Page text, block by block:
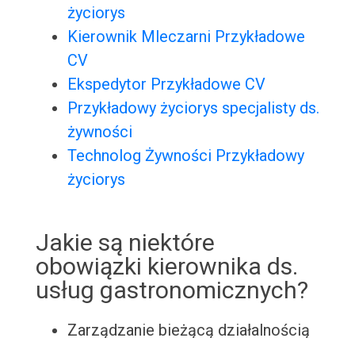
życiorys
Kierownik Mleczarni Przykładowe
CV
Ekspedytor Przykładowe CV
Przykładowy życiorys specjalisty ds.
żywności
Technolog Żywności Przykładowy
życiorys
Jakie są niektóre
obowiązki kierownika ds.
usług gastronomicznych?
Zarządzanie bieżącą działalnością